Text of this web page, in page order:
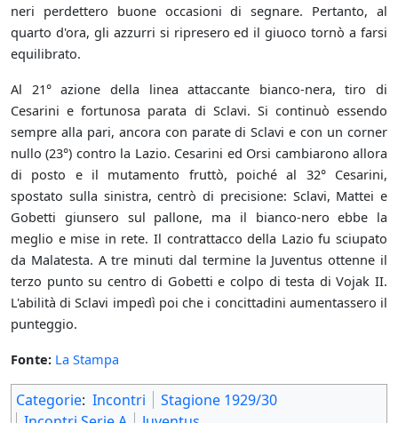
neri perdettero buone occasioni di segnare. Pertanto, al
quarto d'ora, gli azzurri si ripresero ed il giuoco tornò a farsi
equilibrato.
Al 21° azione della linea attaccante bianco-nera, tiro di
Cesarini e fortunosa parata di Sclavi. Si continuò essendo
sempre alla pari, ancora con parate di Sclavi e con un corner
nullo (23°) contro la Lazio. Cesarini ed Orsi cambiarono allora
di posto e il mutamento fruttò, poiché al 32° Cesarini,
spostato sulla sinistra, centrò di precisione: Sclavi, Mattei e
Gobetti giunsero sul pallone, ma il bianco-nero ebbe la
meglio e mise in rete. Il contrattacco della Lazio fu sciupato
da Malatesta. A tre minuti dal termine la Juventus ottenne il
terzo punto su centro di Gobetti e colpo di testa di Vojak II.
L'abilità di Sclavi impedì poi che i concittadini aumentassero il
punteggio.
Fonte: La Stampa
Categorie: Incontri
Stagione 1929/30